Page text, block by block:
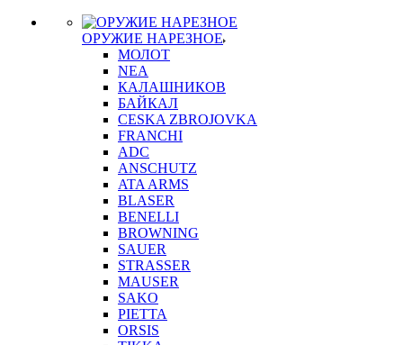
ОРУЖИЕ НАРЕЗНОЕ
МОЛОТ
NEA
КАЛАШНИКОВ
БАЙКАЛ
CESKA ZBROJOVKA
FRANCHI
ADC
ANSCHUTZ
ATA ARMS
BLASER
BENELLI
BROWNING
SAUER
STRASSER
MAUSER
SAKO
PIETTA
ORSIS